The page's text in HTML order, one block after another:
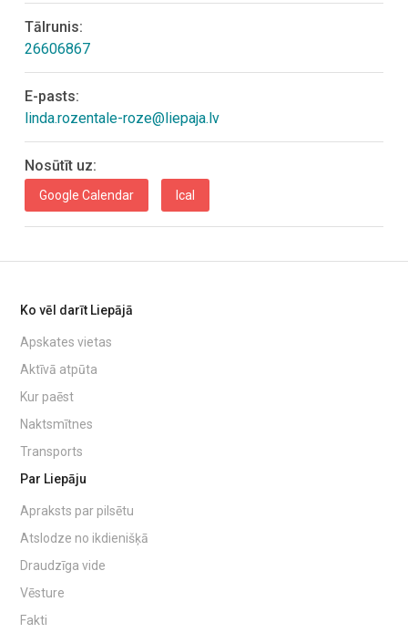
Tālrunis:
26606867
E-pasts:
linda.rozentale-roze@liepaja.lv
Nosūtīt uz:
Google Calendar Ical
Ko vēl darīt Liepājā
Apskates vietas
Aktīvā atpūta
Kur paēst
Naktsmītnes
Transports
Par Liepāju
Apraksts par pilsētu
Atslodze no ikdienišķā
Draudzīga vide
Vēsture
Fakti